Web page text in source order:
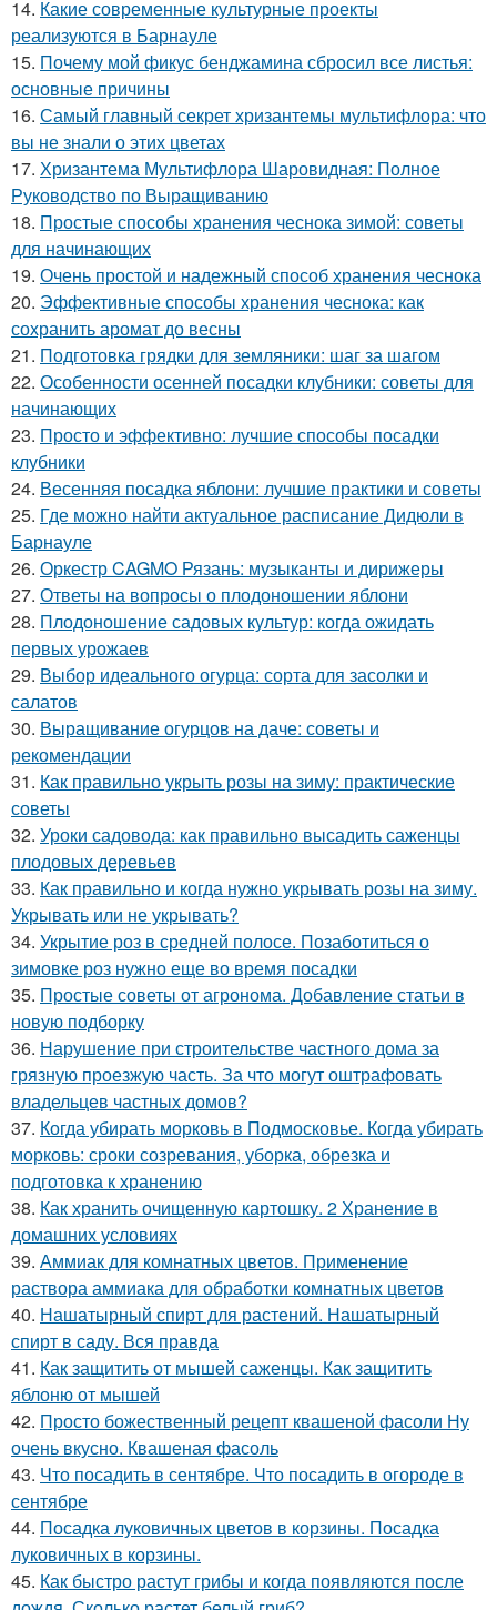
14. Какие современные культурные проекты
реализуются в Барнауле
15. Почему мой фикус бенджамина сбросил все листья:
основные причины
16. Самый главный секрет хризантемы мультифлора: что
вы не знали о этих цветах
17. Хризантема Мультифлора Шаровидная: Полное
Руководство по Выращиванию
18. Простые способы хранения чеснока зимой: советы
для начинающих
19. Очень простой и надежный способ хранения чеснока
20. Эффективные способы хранения чеснока: как
сохранить аромат до весны
21. Подготовка грядки для земляники: шаг за шагом
22. Особенности осенней посадки клубники: советы для
начинающих
23. Просто и эффективно: лучшие способы посадки
клубники
24. Весенняя посадка яблони: лучшие практики и советы
25. Где можно найти актуальное расписание Дидюли в
Барнауле
26. Оркестр CAGMO Рязань: музыканты и дирижеры
27. Ответы на вопросы о плодоношении яблони
28. Плодоношение садовых культур: когда ожидать
первых урожаев
29. Выбор идеального огурца: сорта для засолки и
салатов
30. Выращивание огурцов на даче: советы и
рекомендации
31. Как правильно укрыть розы на зиму: практические
советы
32. Уроки садовода: как правильно высадить саженцы
плодовых деревьев
33. Как правильно и когда нужно укрывать розы на зиму.
Укрывать или не укрывать?
34. Укрытие роз в средней полосе. Позаботиться о
зимовке роз нужно еще во время посадки
35. Простые советы от агронома. Добавление статьи в
новую подборку
36. Нарушение при строительстве частного дома за
грязную проезжую часть. За что могут оштрафовать
владельцев частных домов?
37. Когда убирать морковь в Подмосковье. Когда убирать
морковь: сроки созревания, уборка, обрезка и
подготовка к хранению
38. Как хранить очищенную картошку. 2 Хранение в
домашних условиях
39. Аммиак для комнатных цветов. Применение
раствора аммиака для обработки комнатных цветов
40. Нашатырный спирт для растений. Нашатырный
спирт в саду. Вся правда
41. Как защитить от мышей саженцы. Как защитить
яблоню от мышей
42. Просто божественный рецепт квашеной фасоли Ну
очень вкусно. Квашеная фасоль
43. Что посадить в сентябре. Что посадить в огороде в
сентябре
44. Посадка луковичных цветов в корзины. Посадка
луковичных в корзины.
45. Как быстро растут грибы и когда появляются после